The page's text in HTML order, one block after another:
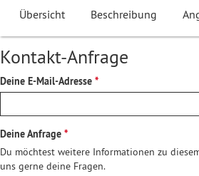
Übersicht Beschreibung
Kontakt-Anfrage
Deine E-Mail-Adresse
Deine Anfrage
Du möchtest weitere Informationen zu
uns gerne deine Fragen.